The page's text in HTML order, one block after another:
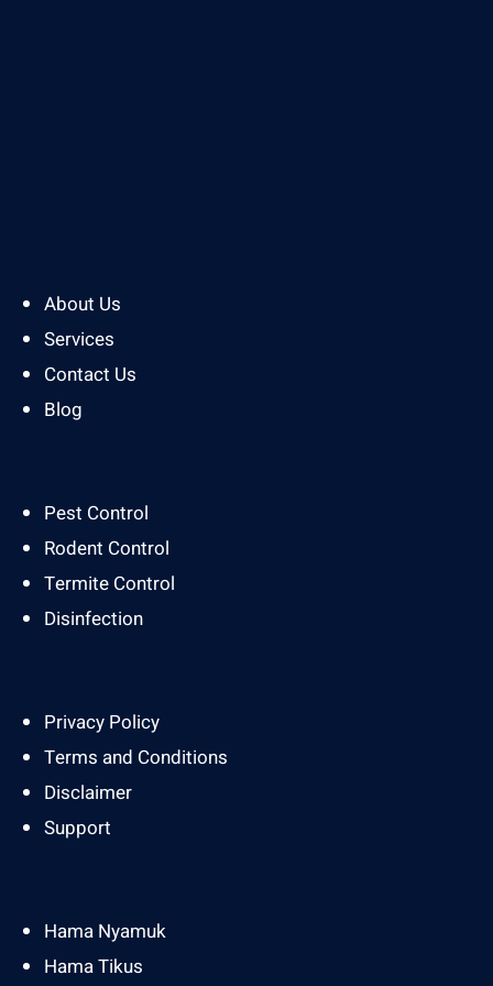
About Us
Services
Contact Us
Blog
Pest Control
Rodent Control
Termite Control
Disinfection
Privacy Policy
Terms and Conditions
Disclaimer
Support
Hama Nyamuk
Hama Tikus